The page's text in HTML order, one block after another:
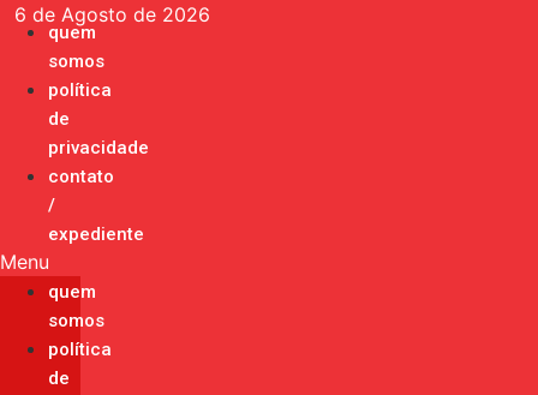
para
conteúdo
6 de Agosto de 2026
quem
somos
política
de
privacidade
contato
/
expediente
Menu
quem
somos
política
de